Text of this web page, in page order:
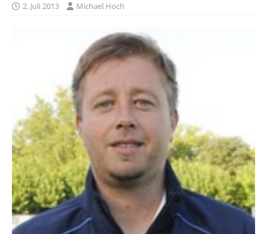
2. Juli 2013 Michael Hoch